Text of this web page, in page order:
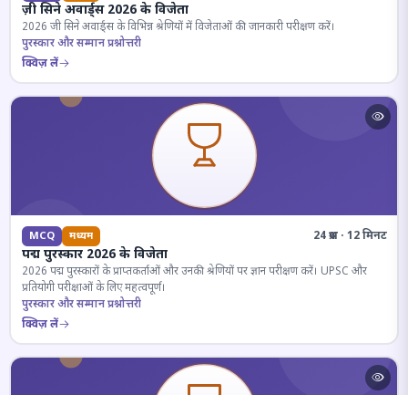
ज़ी सिने अवार्ड्स 2026 के विजेता
2026 जी सिने अवार्ड्स के विभिन्न श्रेणियों में विजेताओं की जानकारी परीक्षण करें।
पुरस्कार और सम्मान प्रश्नोत्तरी
क्विज़ लें
MCQ मध्यम 24 प्रश्न · 12 मिनट
पद्म पुरस्कार 2026 के विजेता
2026 पद्म पुरस्कारों के प्राप्तकर्ताओं और उनकी श्रेणियों पर ज्ञान परीक्षण करें। UPSC और
प्रतियोगी परीक्षाओं के लिए महत्वपूर्ण।
पुरस्कार और सम्मान प्रश्नोत्तरी
क्विज़ लें